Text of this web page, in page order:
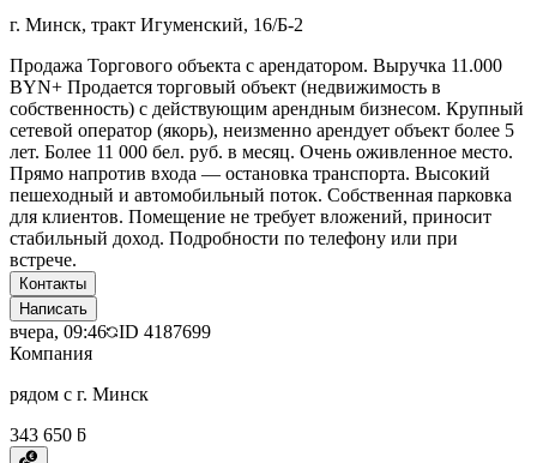
г. Минск, тракт Игуменский, 16/Б-2
Продажа Торгового объекта с арендатором. Выручка 11.000
BYN+ Продается торговый объект (недвижимость в
собственность) с действующим арендным бизнесом. Крупный
сетевой оператор (якорь), неизменно арендует объект более 5
лет. Более 11 000 бел. руб. в месяц. Очень оживленное место.
Прямо напротив входа — остановка транспорта. Высокий
пешеходный и автомобильный поток. Собственная парковка
для клиентов. Помещение не требует вложений, приносит
стабильный доход. Подробности по телефону или при
встрече.
Контакты
Написать
вчера, 09:46 ID 4187699
Компания
рядом с г. Минск
343 650 ƃ